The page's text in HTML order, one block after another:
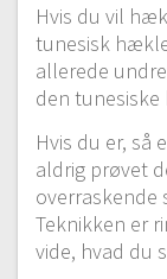
Hvis du vil
tunesisk
allerede
den
Hvis du er, så
aldrig prøvet
overraskende
Teknikken er
vide, hvad du